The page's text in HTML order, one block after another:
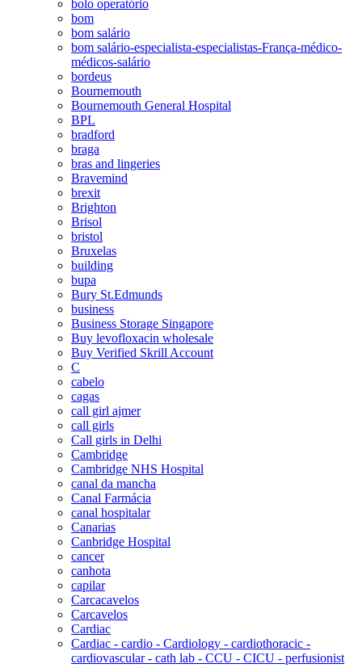
bolo operatório
bom
bom salário
bom salário-especialista-especialistas-França-médico-
médicos-salário
bordeus
Bournemouth
Bournemouth General Hospital
BPL
bradford
braga
bras and lingeries
Bravemind
brexit
Brighton
Brisol
bristol
Bruxelas
building
bupa
Bury St.Edmunds
business
Business Storage Singapore
Buy levofloxacin wholesale
Buy Verified Skrill Account
C
cabelo
cagas
call girl ajmer
call girls
Call girls in Delhi
Cambridge
Cambridge NHS Hospital
canal da mancha
Canal Farmácia
canal hospitalar
Canarias
Canbridge Hospital
cancer
canhota
capilar
Carcacavelos
Carcavelos
Cardiac
Cardiac - cardio - Cardiology - cardiothoracic -
cardiovascular - cath lab - CCU - CICU - perfusionist